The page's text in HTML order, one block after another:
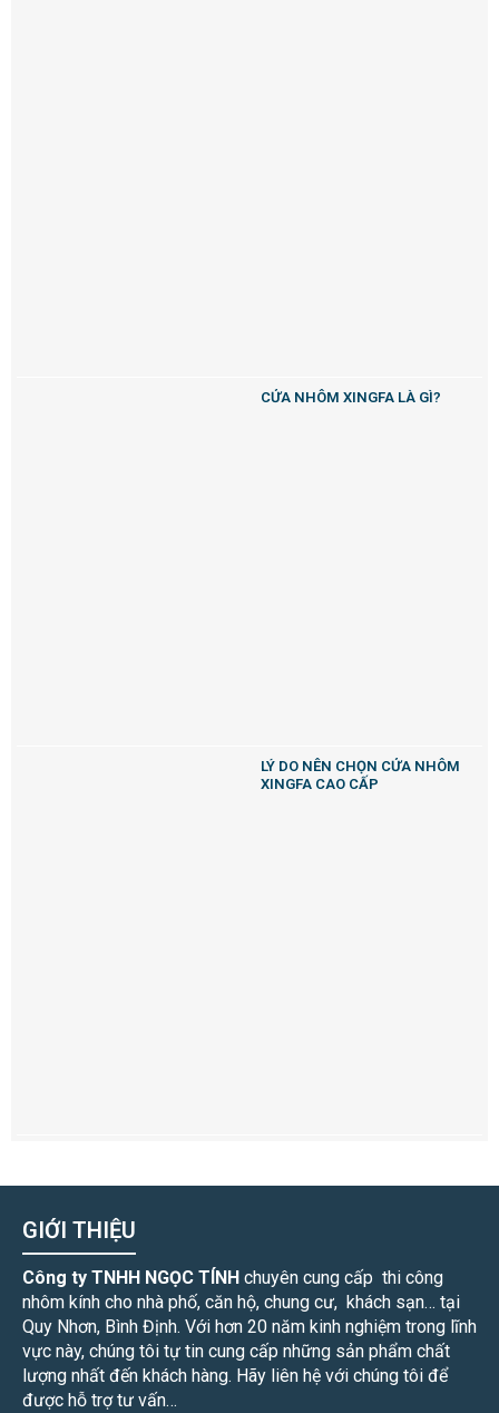
CỬA NHÔM XINGFA LÀ GÌ?
LÝ DO NÊN CHỌN CỬA NHÔM
XINGFA CAO CẤP
GIỚI THIỆU
Công ty TNHH NGỌC TÍNH chuyên cung cấp thi công
nhôm kính cho nhà phố, căn hộ, chung cư, khách sạn… tại
Quy Nhơn, Bình Định. Với hơn 20 năm kinh nghiệm trong lĩnh
vực này, chúng tôi tự tin cung cấp những sản phẩm chất
lượng nhất đến khách hàng. Hãy liên hệ với chúng tôi để
được hỗ trợ tư vấn…